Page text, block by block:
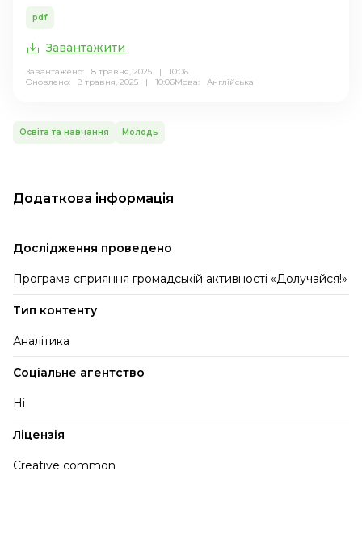
pdf
Завантажити
Завантажено: 8 травня, 2025 | 10:06
Оновлено: 8 травня, 2025 | 10:06Мова: Англійська
Освіта та навчання Молодь
Додаткова інформація
Дослідження проведено
Програма сприяння громадській активності «Долучайся!»
Тип контенту
Аналітика
Соціальне агентство
Ні
Ліцензія
Creative common